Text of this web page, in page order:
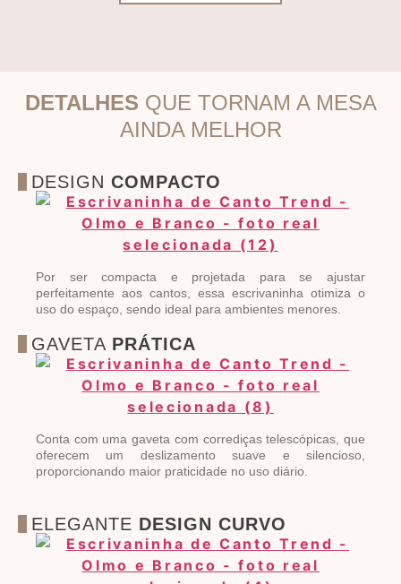
DETALHES QUE TORNAM A MESA
AINDA MELHOR
DESIGN COMPACTO
Por ser compacta e projetada para se ajustar
perfeitamente aos cantos, essa escrivaninha otimiza o
uso do espaço, sendo ideal para ambientes menores.
GAVETA PRÁTICA
Conta com uma gaveta com corrediças telescópicas, que
oferecem um deslizamento suave e silencioso,
proporcionando maior praticidade no uso diário.
ELEGANTE DESIGN CURVO